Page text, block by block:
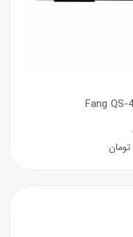
تومانقیمت